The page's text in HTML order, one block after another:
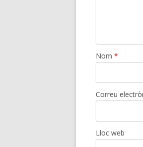
Nom *
Correu
Lloc web